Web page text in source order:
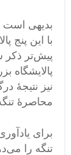
بدیهی است
با این پنج
پیش‌تر ذکر
پالایشگاه
نیز نتیجهٔ
محاصرهٔ
برای
تنگه را